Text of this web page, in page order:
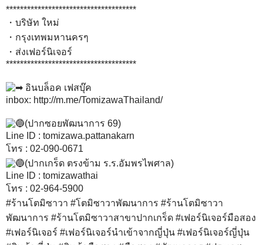
*************************************
・ บริษัท ใหม่
・ กรุงเทพมหานครๆ
・ส่งเฟอร์นิเจอร์
*************************************
อินบล็อค เฟสบุ๊ค
inbox: http://m.me/TomizawaThailand/
(ปากซอยพัฒนาการ 69)
Line ID : tomizawa.pattanakarn
โทร : 02-090-0671
(ปากเกร็ด ตรงข้าม ร.ร.อัมพรไพศาล)
Line ID : tomizawathai
โทร : 02-964-5900
#ร้านโตมิซาวา #โตมิซาวาพัฒนาการ #ร้านโตมิซาวา
พัฒนาการ #ร้านโตมิซาวาสาขาปากเกร็ด #เฟอร์นิเจอร์มือสอง
#เฟอร์นิเจอร์ #เฟอร์นิเจอร์นำเข้าจากญี่ปุ่น #เฟอร์นิเจอร์ญี่ปุ่น